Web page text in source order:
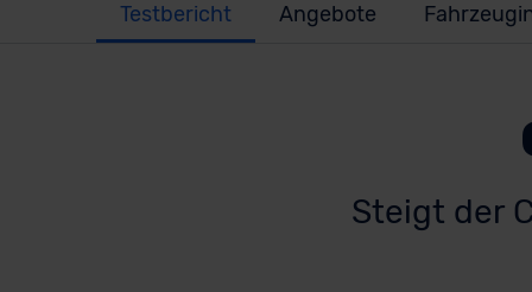
Testbericht Angebote
Steigt der